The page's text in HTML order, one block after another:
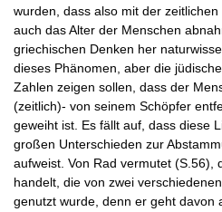
wurden, dass also mit der
auch das Alter der Menschen
griechischen Denken her
dieses Phänomen, aber die
Zahlen zeigen sollen, dass der
(zeitlich)- von seinem Schöpfer
geweiht ist. Es fällt auf, dass diese
großen Unterschieden zur
aufweist. Von Rad vermutet (S.56),
handelt, die von zwei
genutzt wurde, denn er geht davon